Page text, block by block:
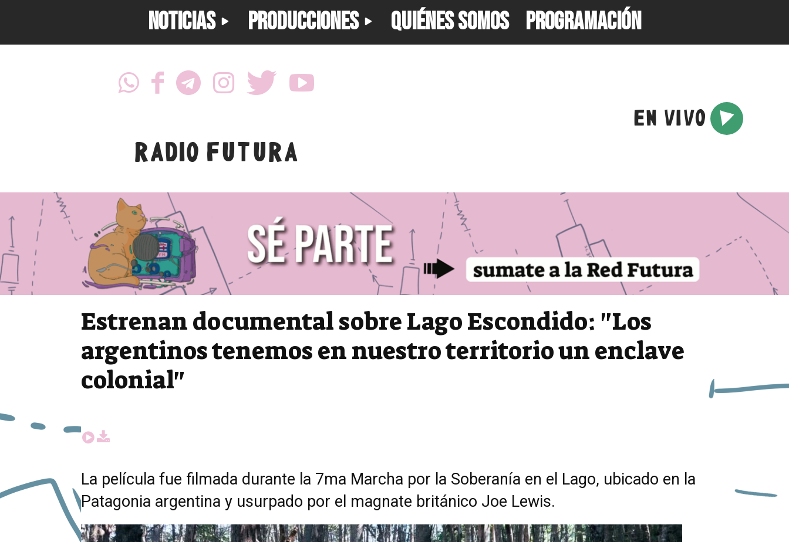
NOTICIAS PRODUCCIONES QUIÉNES SOMOS PROGRAMACIÓN
RADIO FUTURA
EN VIVO
Estrenan documental sobre Lago Escondido: "Los
argentinos tenemos en nuestro territorio un enclave
colonial"
La película fue filmada durante la 7ma Marcha por la Soberanía en el Lago, ubicado en la
Patagonia argentina y usurpado por el magnate británico Joe Lewis.